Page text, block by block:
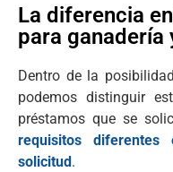
La diferencia
para ganadería
Dentro de la
podemos distinguir
préstamos que se
requisitos
solicitud .